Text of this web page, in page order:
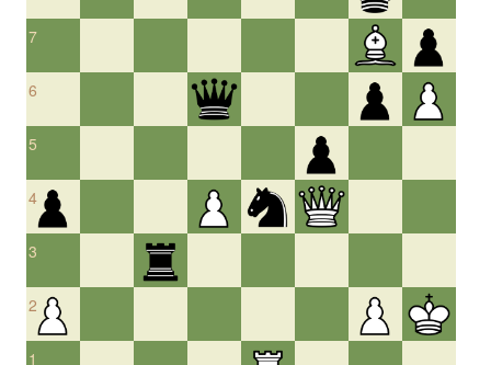
7
6
5
4
3
2
1